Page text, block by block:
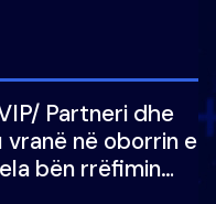
Partneri dhe
në oborrin e
bën rrëfimin